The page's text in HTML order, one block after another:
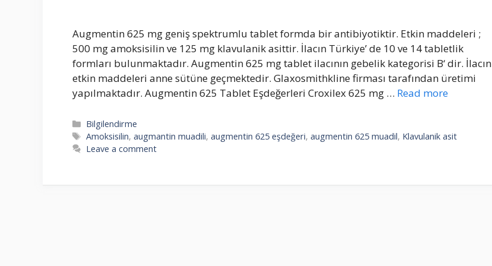
Augmentin 625 mg geniş spektrumlu tablet formda bir antibiyotiktir. Etkin maddeleri ;
500 mg amoksisilin ve 125 mg klavulanik asittir. İlacın Türkiye’ de 10 ve 14 tabletlik
formları bulunmaktadır. Augmentin 625 mg tablet ilacının gebelik kategorisi B‘ dir. İlacın
etkin maddeleri anne sütüne geçmektedir. Glaxosmithkline firması tarafından üretimi
yapılmaktadır. Augmentin 625 Tablet Eşdeğerleri Croxilex 625 mg … Read more
Categories
Bilgilendirme
Tags
Amoksisilin,augmantin muadili,augmentin 625 eşdeğeri,augmentin 625 muadil, Klavulanik asit
Leave a comment